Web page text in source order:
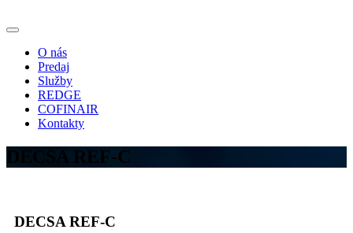
O nás
Predaj
Služby
REDGE
COFINAIR
Kontakty
DECSA REF-C
DECSA REF-C